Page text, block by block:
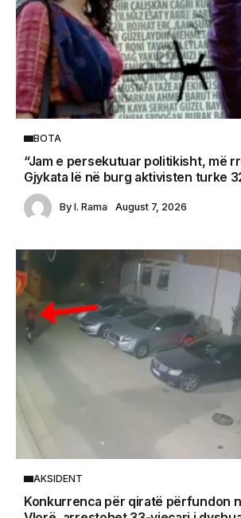
BOTA
“Jam e persekutuar politikisht, më
Gjykata lë në burg aktivisten turke
By I. Rama August 7, 2026
AKSIDENT
Konkurrenca për qiratë përfundon